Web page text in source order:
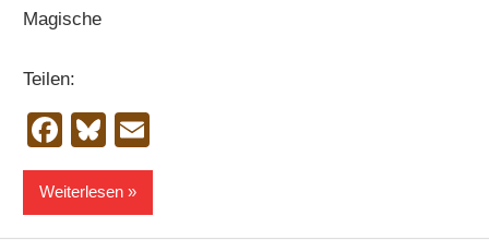
Magische
Teilen:
Facebook
Bluesky
Weiterlesen